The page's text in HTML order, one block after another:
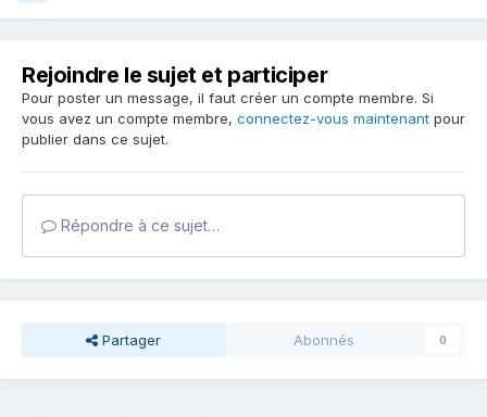
Rejoindre le sujet et participer
Pour poster un message, il faut créer un compte membre. Si
vous avez un compte membre, connectez-vous maintenant pour
publier dans ce sujet.
Répondre à ce sujet…
Partager Abonnés 0